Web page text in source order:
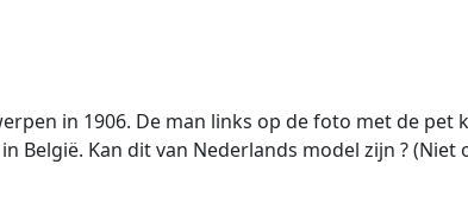
in 1906. De man links op de foto met de
België. Kan dit van Nederlands model zijn ?